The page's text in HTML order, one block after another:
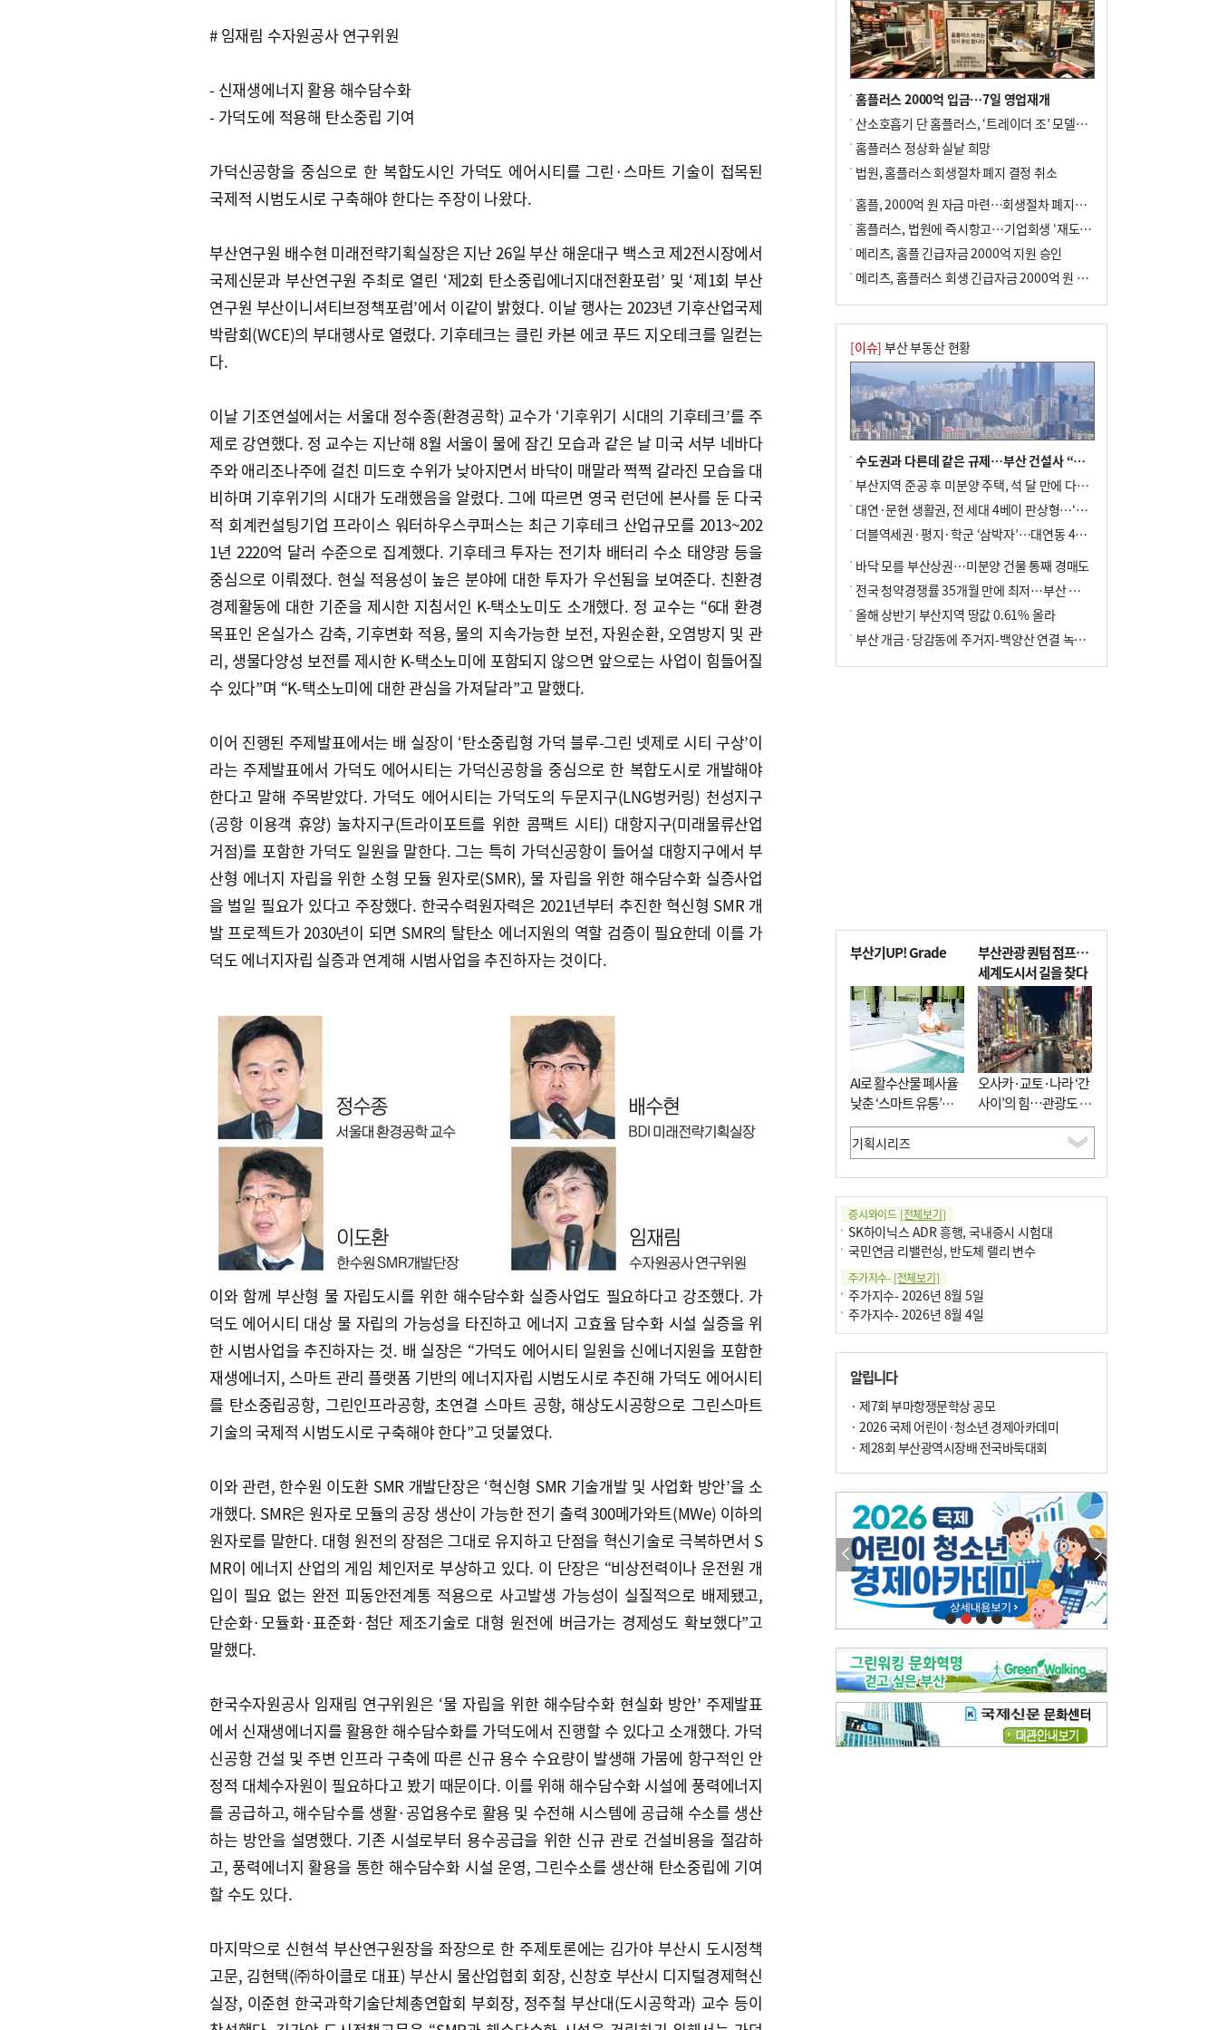
# 임재림 수자원공사 연구위원
- 신재생에너지 활용 해수담수화
- 가덕도에 적용해 탄소중립 기여
가덕신공항을 중심으로 한 복합도시인 가덕도 에어시티를 그린·스마트 기술이 접목된
국제적 시범도시로 구축해야 한다는 주장이 나왔다.
부산연구원 배수현 미래전략기획실장은 지난 26일 부산 해운대구 백스코 제2전시장에서
국제신문과 부산연구원 주최로 열린 ‘제2회 탄소중립에너지대전환포럼’ 및 ‘제1회 부산
연구원 부산이니셔티브정책포럼’에서 이같이 밝혔다. 이날 행사는 2023년 기후산업국제
박람회(WCE)의 부대행사로 열렸다. 기후테크는 클린 카본 에코 푸드 지오테크를 일컫는
다.
이날 기조연설에서는 서울대 정수종(환경공학) 교수가 ‘기후위기 시대의 기후테크’를 주
제로 강연했다. 정 교수는 지난해 8월 서울이 물에 잠긴 모습과 같은 날 미국 서부 네바다
주와 애리조나주에 걸친 미드호 수위가 낮아지면서 바닥이 매말라 쩍쩍 갈라진 모습을 대
비하며 기후위기의 시대가 도래했음을 알렸다. 그에 따르면 영국 런던에 본사를 둔 다국
적 회계컨설팅기업 프라이스 워터하우스쿠퍼스는 최근 기후테크 산업규모를 2013~202
1년 2220억 달러 수준으로 집계했다. 기후테크 투자는 전기차 배터리 수소 태양광 등을
중심으로 이뤄졌다. 현실 적용성이 높은 분야에 대한 투자가 우선됨을 보여준다. 친환경
경제활동에 대한 기준을 제시한 지침서인 K-택소노미도 소개했다. 정 교수는 “6대 환경
목표인 온실가스 감축, 기후변화 적용, 물의 지속가능한 보전, 자원순환, 오염방지 및 관
리, 생물다양성 보전를 제시한 K-택소노미에 포함되지 않으면 앞으로는 사업이 힘들어질
수 있다”며 “K-택소노미에 대한 관심을 가져달라”고 말했다.
이어 진행된 주제발표에서는 배 실장이 ‘탄소중립형 가덕 블루-그린 넷제로 시티 구상’이
라는 주제발표에서 가덕도 에어시티는 가덕신공항을 중심으로 한 복합도시로 개발해야
한다고 말해 주목받았다. 가덕도 에어시티는 가덕도의 두문지구(LNG벙커링) 천성지구
(공항 이용객 휴양) 눌차지구(트라이포트를 위한 콤팩트 시티) 대항지구(미래물류산업
거점)를 포함한 가덕도 일원을 말한다. 그는 특히 가덕신공항이 들어설 대항지구에서 부
산형 에너지 자립을 위한 소형 모듈 원자로(SMR), 물 자립을 위한 해수담수화 실증사업
을 벌일 필요가 있다고 주장했다. 한국수력원자력은 2021년부터 추진한 혁신형 SMR 개
발 프로젝트가 2030년이 되면 SMR의 탈탄소 에너지원의 역할 검증이 필요한데 이를 가
덕도 에너지자립 실증과 연계해 시범사업을 추진하자는 것이다.
이와 함께 부산형 물 자립도시를 위한 해수담수화 실증사업도 필요하다고 강조했다. 가
덕도 에어시티 대상 물 자립의 가능성을 타진하고 에너지 고효율 담수화 시설 실증을 위
한 시범사업을 추진하자는 것. 배 실장은 “가덕도 에어시티 일원을 신에너지원을 포함한
재생에너지, 스마트 관리 플랫폼 기반의 에너지자립 시범도시로 추진해 가덕도 에어시티
를 탄소중립공항, 그린인프라공항, 초연결 스마트 공항, 해상도시공항으로 그린스마트
기술의 국제적 시범도시로 구축해야 한다”고 덧붙였다.
이와 관련, 한수원 이도환 SMR 개발단장은 ‘혁신형 SMR 기술개발 및 사업화 방안’을 소
개했다. SMR은 원자로 모듈의 공장 생산이 가능한 전기 출력 300메가와트(MWe) 이하의
원자로를 말한다. 대형 원전의 장점은 그대로 유지하고 단점을 혁신기술로 극복하면서 S
MR이 에너지 산업의 게임 체인저로 부상하고 있다. 이 단장은 “비상전력이나 운전원 개
입이 필요 없는 완전 피동안전계통 적용으로 사고발생 가능성이 실질적으로 배제됐고,
단순화·모듈화·표준화·첨단 제조기술로 대형 원전에 버금가는 경제성도 확보했다”고
말했다.
한국수자원공사 임재림 연구위원은 ‘물 자립을 위한 해수담수화 현실화 방안’ 주제발표
에서 신재생에너지를 활용한 해수담수화를 가덕도에서 진행할 수 있다고 소개했다. 가덕
신공항 건설 및 주변 인프라 구축에 따른 신규 용수 수요량이 발생해 가뭄에 항구적인 안
정적 대체수자원이 필요하다고 봤기 때문이다. 이를 위해 해수담수화 시설에 풍력에너지
를 공급하고, 해수담수를 생활·공업용수로 활용 및 수전해 시스템에 공급해 수소를 생산
하는 방안을 설명했다. 기존 시설로부터 용수공급을 위한 신규 관로 건설비용을 절감하
고, 풍력에너지 활용을 통한 해수담수화 시설 운영, 그린수소를 생산해 탄소중립에 기여
할 수도 있다.
마지막으로 신현석 부산연구원장을 좌장으로 한 주제토론에는 김가야 부산시 도시정책
고문, 김현택(㈜하이클로 대표) 부산시 물산업협회 회장, 신창호 부산시 디지털경제혁신
실장, 이준현 한국과학기술단체총연합회 부회장, 정주철 부산대(도시공학과) 교수 등이
홈플러스 2000억 입금…7일 영업재개
산소호흡기 단 홈플러스, ‘트레이더 조’ 모델로 살아날까
홈플러스 정상화 실낱 희망
법원, 홈플러스 회생절차 폐지 결정 취소
홈플, 2000억 원 자금 마련…회생절차 폐지에 즉시항고(종합)
홈플러스, 법원에 즉시항고…기업회생 ‘재도전’
메리츠, 홈플 긴급자금 2000억 지원 승인
메리츠, 홈플러스 회생 긴급자금 2000억 원 지원 승인
[이슈] 부산 부동산 현황
수도권과 다른데 같은 규제…부산 건설사 “쓰러지기 직전”
부산지역 준공 후 미분양 주택, 석 달 만에 다시 3000가구 넘어서
대연·문현 생활권, 전 세대 4베이 판상형…‘더샵 트리센트’ 내달 분양
더블역세권·평지·학군 ‘삼박자’…대연동 42층 브랜드 단지
바닥 모를 부산상권…미분양 건물 통째 경매도
전국 청약경쟁률 35개월 만에 최저…부산 미분양 ‘적체’ 심화
올해 상반기 부산지역 땅값 0.61% 올라
부산 개금·당감동에 주거지-백양산 연결 녹지 조성
부산기UP! Grade
AI로 활수산물 폐사율
낮춘 ‘스마트 유통’…
사막·산악지대 수출
도전
부산관광 퀀텀 점프…
세계도시서 길을 찾다
오사카·교토·나라 ‘간
사이’의 힘…관광도 뭉
쳐야 흥한다
증시와이드 [전체보기]
SK하이닉스 ADR 흥행, 국내증시 시험대
국민연금 리밸런싱, 반도체 랠리 변수
주가지수- [전체보기]
주가지수- 2026년 8월 5일
주가지수- 2026년 8월 4일
알립니다
· 제7회 부마항쟁문학상 공모
· 2026 국제 어린이·청소년 경제아카데미
· 제28회 부산광역시장배 전국바둑대회